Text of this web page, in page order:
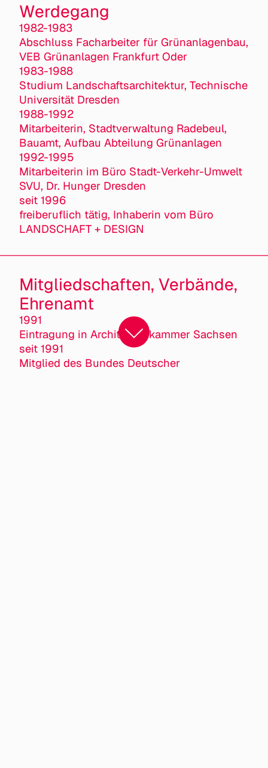
Werdegang
1982-1983
Abschluss Facharbeiter für Grünanlagenbau,
VEB Grünanlagen Frankfurt Oder
1983-1988
Studium Landschaftsarchitektur, Technische
Universität Dresden
1988-1992
Mitarbeiterin, Stadtverwaltung Radebeul,
Bauamt, Aufbau Abteilung Grünanlagen
1992-1995
Mitarbeiterin im Büro Stadt-Verkehr-Umwelt
SVU, Dr. Hunger Dresden
seit 1996
freiberuflich tätig, Inhaberin vom Büro
LANDSCHAFT + DESIGN
Mitgliedschaften, Verbände,
Ehrenamt
1991
Eintragung in Architektenkammer Sachsen
seit 1991
Mitglied des Bundes Deutscher